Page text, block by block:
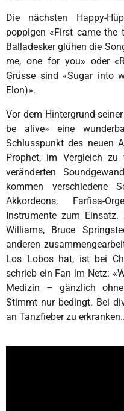
Die nächsten Happy-
poppigen «First came the
Balladesker glühen die
me, one for you» oder
Grüsse sind «Sugar into
Elon)».
Vor dem Hintergrund
be alive» eine
Schlusspunkt des neuen
Prophet, im Vergleich
veränderten
kommen verschiedene
Akkordeons, Farfisa-
Instrumente zum
Williams, Bruce
anderen
Los Lobos hat, ist bei
schrieb ein Fan im Netz:
Medizin – gänzlich
Stimmt nur bedingt. Bei
an Tanzfieber zu erkranken..